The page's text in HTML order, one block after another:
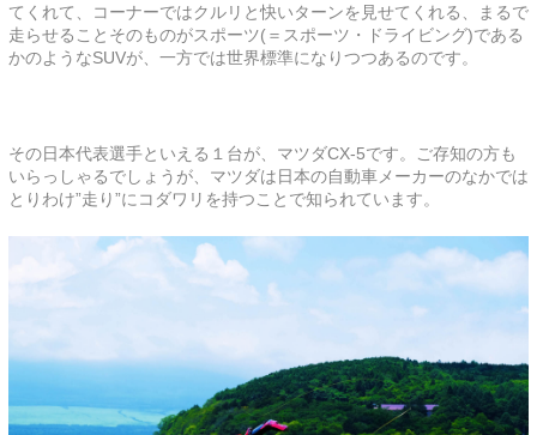
てくれて、コーナーではクルリと快いターンを見せてくれる、まるで
走らせることそのものがスポーツ(＝スポーツ・ドライビング)である
かのようなSUVが、一方では世界標準になりつつあるのです。
その日本代表選手といえる１台が、マツダCX-5です。ご存知の方も
いらっしゃるでしょうが、マツダは日本の自動車メーカーのなかでは
とりわけ”走り”にコダワリを持つことで知られています。